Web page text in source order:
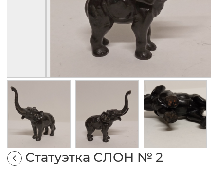
Статуэтка СЛОН № 2